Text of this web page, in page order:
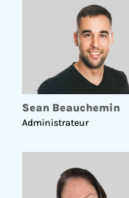
Sean Beauchemin
Administrateur